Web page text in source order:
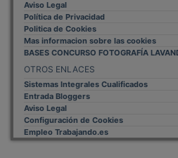
Política de Privacidad
Politica de Cookies
Mas informacion sobre las cookies
BASES CONCURSO FOTOGRAFÍA
Sistemas Integrales Cualificados
Entrada Bloggers
Aviso Legal
Configuración de Cookies
Empleo Trabajando.es